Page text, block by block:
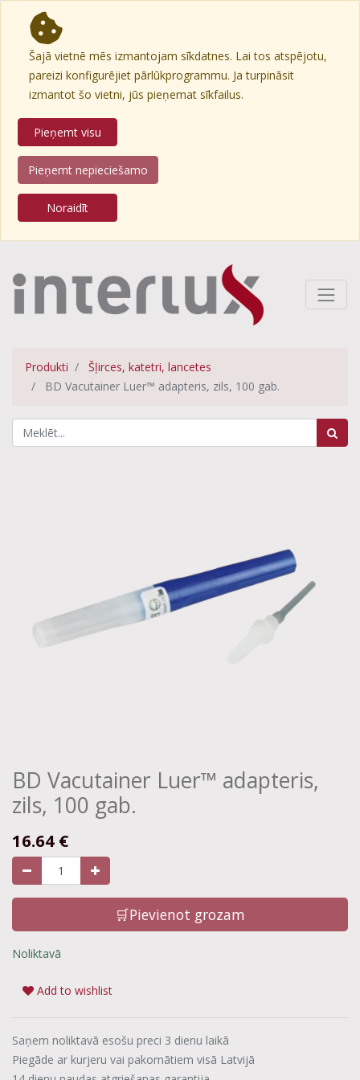
Šajā vietnē mēs izmantojam sīkdatnes. Lai tos atspējotu,
pareizi konfigurējiet pārlūkprogrammu. Ja turpināsit
izmantot šo vietni, jūs pieņemat sīkfailus.
Pieņemt visu
Pieņemt nepieciešamo
Noraidīt
Produkti
Šļirces, katetri, lancetes
BD Vacutainer Luer™ adapteris, zils, 100 gab.
BD Vacutainer Luer™ adapteris,
zils, 100 gab.
16.64 €
🛒Pievienot grozam
Noliktavā
Add to wishlist
Saņem noliktavā esošu preci 3 dienu laikā
Piegāde ar kurjeru vai pakomātiem visā Latvijā